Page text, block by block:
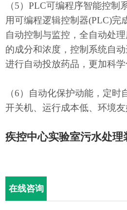
（5）PLC可编程序智能控制
用可编程逻辑控制器(PLC)完
自动控制与监控，全自动处
的成分和浓度，控制系统自
进行自动投放药品，更加科学
（6）自动化保护动能，定时
开关机、运行成本低、环境友
疾控中心实验室污水处理
在线咨询